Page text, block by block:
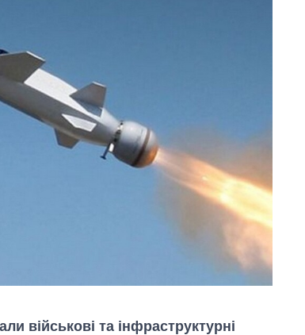
військові та інфраструктурні